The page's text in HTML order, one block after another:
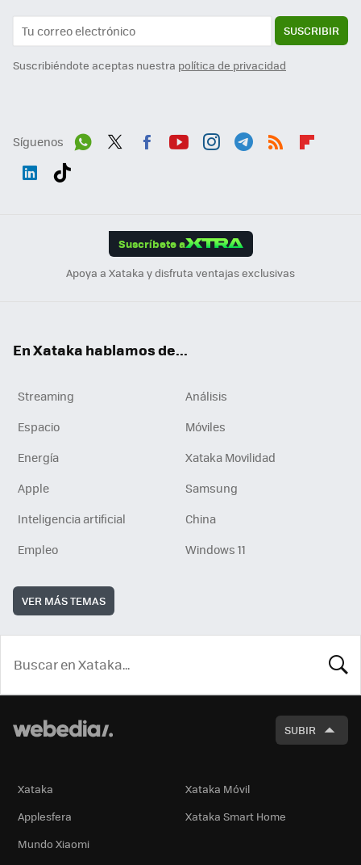
SUSCRIBIR
Suscribiéndote aceptas nuestra política de privacidad
Síguenos
Suscríbete a
Apoya a Xataka y disfruta ventajas exclusivas
En Xataka hablamos de...
Streaming
Análisis
Espacio
Móviles
Energía
Xataka Movilidad
Apple
Samsung
Inteligencia artificial
China
Empleo
Windows 11
VER MÁS TEMAS
SUBIR
Xataka
Xataka Móvil
Applesfera
Xataka Smart Home
Mundo Xiaomi